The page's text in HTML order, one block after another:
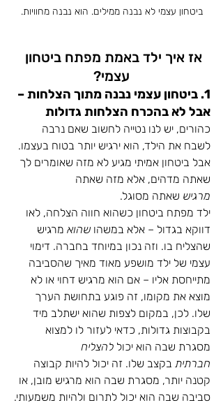
ביטחון עצמי לא נבנה ממילים. הוא נבנה מחוויות.
אז איך ילד באמת מפתח ביטחון
עצמי?
1. ביטחון עצמי נבנה מתוך הצלחות –
אבל לא בהכרח הצלחות גדולות
כהורים, יש לנו נטייה לחשוב שאם נרבה
לשבח את הילד, הוא ירגיש יותר בטוח בעצמו.
אבל ביטחון אמיתי מגיע לא מזה שאומרים לך
שאתה מדהים, אלא מזה שאתה
מרגיש שאתה מסוגל.
ילד מפתח ביטחון כשהוא חווה הצלחה, לאו
דווקא בגדול – אלא במשהו שהוא מרגיש
שהצליח בו. וזה נכון במיוחד בחברה. דימוי
עצמי של ילד מושפע מאוד מאיך שהסביבה
מתייחסת אליו – אם הוא מרגיש דחוי או לא
מוצא את מקומו, זה פוגע בתחושת הערך
שלו. לכן, במקום לצפות שהוא ישתלב מיד
בקבוצות גדולות, כדאי לעזור לו למצוא
מסגרת שבה הוא יכול להצליח
חברתית בקצב שלו. זה יכול להיות קבוצה
קטנה יותר, מסגרת שבה הוא מרגיש מובן, או
סביבה שבה הוא יכול לתרום ולהיות משמעותי.